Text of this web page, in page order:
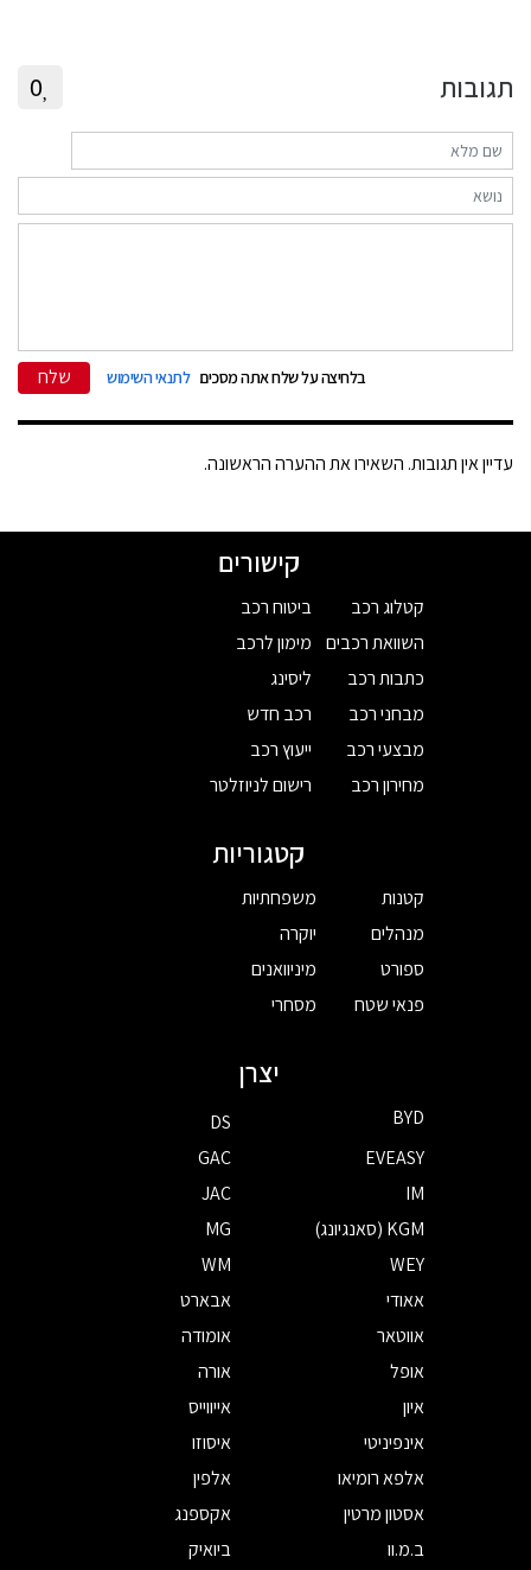
תגובות 0
בלחיצה על שלח אתה מסכים לתנאי השימוש שלח
עדיין אין תגובות. השאירו את ההערה הראשונה.
קישורים
קטלוג רכב
השוואת רכבים
כתבות רכב
מבחני רכב
מבצעי רכב
מחירון רכב
ביטוח רכב
מימון לרכב
ליסינג
רכב חדש
ייעוץ רכב
רישום לניוזלטר
קטגוריות
קטנות
מנהלים
ספורט
פנאי שטח
משפחתיות
יוקרה
מיניוואנים
מסחרי
יצרן
BYD
DS
EVEASY
GAC
IM
JAC
KGM (סאנגיונג)
MG
WEY
WM
אאודי
אבארט
אווטאר
אומודה
אופל
אורה
איון
אייווייס
אינפיניטי
איסוזו
אלפא רומיאו
אלפין
אסטון מרטין
אקספנג
ב.מ.וו
ביואיק